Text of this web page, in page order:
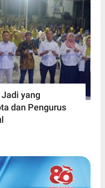
Jadi yang
dan Pengurus